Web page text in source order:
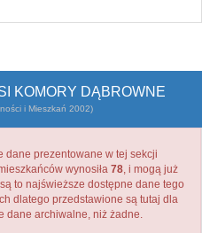
KOMORY DĄBROWNE
i Mieszkań 2002)
dane prezentowane w tej sekcji
wynosiła 78, i mogą już
to najświeższe dostępne dane tego
dlatego przedstawione są tutaj dla
dane archiwalne, niż żadne.